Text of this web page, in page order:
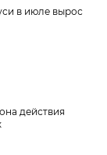
в июле вырос
действия